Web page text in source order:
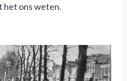
het ons weten.